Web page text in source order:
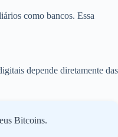
como bancos. Essa
depende diretamente das
Bitcoins.